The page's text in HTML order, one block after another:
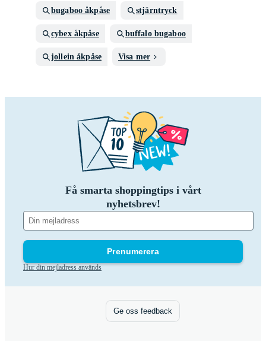
bugaboo åkpåse stjärntryck
cybex åkpåse buffalo bugaboo
jollein åkpåse Visa mer
Få smarta shoppingtips i vårt
nyhetsbrev!
Prenumerera
Hur din mejladress används
Ge oss feedback